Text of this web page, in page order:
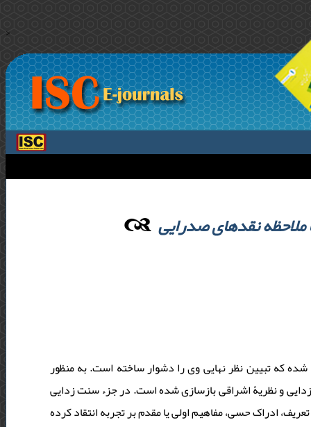
>
ملاحظه نقدهای صدرایی
که تبیین نظر نهایی وی را دشوار ساخته است. به منظور
زدایی و نظریۀ اشراقی بازسازی شده است. در جزء سنت زدایی
ادراک حسی، مفاهیم اولی یا مقدم بر تجربه انتقاد کرده